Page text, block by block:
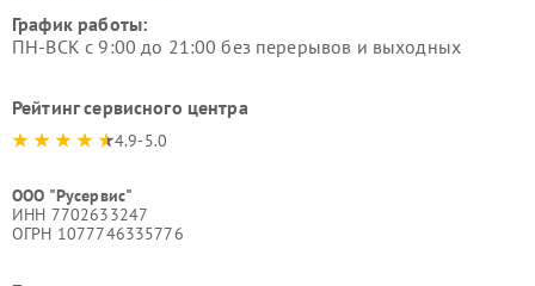
График работы:
ПН-ВСК с 9:00 до 21:00 без перерывов и выходных
Рейтинг сервисного центра
4.9-5.0
ООО "Русервис"
ИНН 7702633247
ОГРН 1077746335776